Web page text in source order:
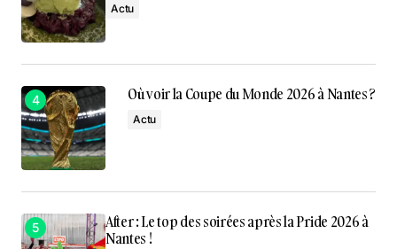
Actu
Où voir la Coupe du Monde 2026 à Nantes ?
Actu
After : Le top des soirées après la Pride 2026 à
Nantes !